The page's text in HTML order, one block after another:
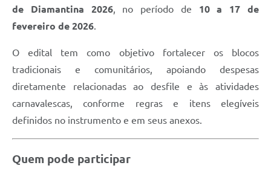
de Diamantina 2026, no período de 10 a 17 de
fevereiro de 2026.
O edital tem como objetivo fortalecer os blocos
tradicionais e comunitários, apoiando despesas
diretamente relacionadas ao desfile e às atividades
carnavalescas, conforme regras e itens elegíveis
definidos no instrumento e em seus anexos.
Quem pode participar